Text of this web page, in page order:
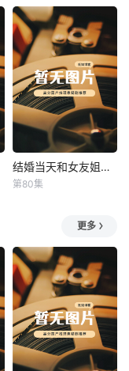
结婚当天和女友姐姐一起穿越了 结婚当天和女友姐姐一起穿越了
第80集
更多